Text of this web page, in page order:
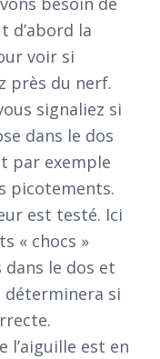
d’abord la
voir si
près du nerf.
signaliez si
dans le dos
par exemple
picotements.
est testé. Ici
« chocs »
le dos et
déterminera si
l’aiguille est en